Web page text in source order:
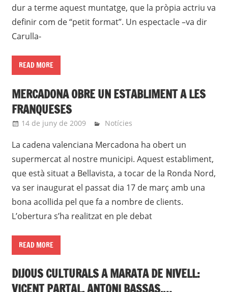
dur a terme aquest muntatge, que la pròpia actriu va
definir com de “petit format”. Un espectacle –va dir
Carulla-
READ MORE
MERCADONA OBRE UN ESTABLIMENT A LES
FRANQUESES
14 de juny de 2009 roger
Notícies
La cadena valenciana Mercadona ha obert un
supermercat al nostre municipi. Aquest establiment,
que està situat a Bellavista, a tocar de la Ronda Nord,
va ser inaugurat el passat dia 17 de març amb una
bona acollida pel que fa a nombre de clients.
L’obertura s’ha realitzat en ple debat
READ MORE
DIJOUS CULTURALS A MARATA DE NIVELL: